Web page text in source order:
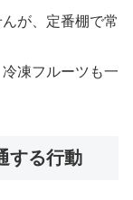
が、定番棚で常
凍フルーツも一
する行動